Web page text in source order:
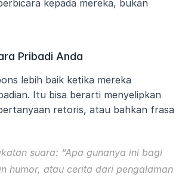
kepada mereka, bukan
Pribadi Anda
lebih baik ketika mereka
Itu bisa berarti menyelipkan
retoris, atau bahkan frasa
suara: “Apa gunanya ini bagi
humor, atau cerita dari pengalaman